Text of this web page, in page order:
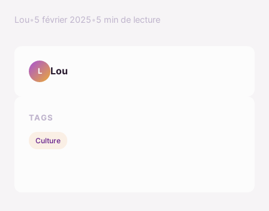
Lou•5 février 2025•5 min de lecture
L Lou
TAGS
Culture